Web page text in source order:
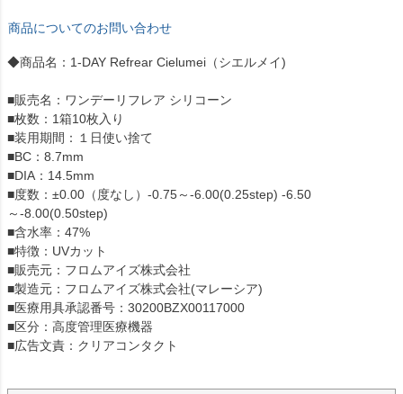
商品についてのお問い合わせ
◆商品名：1-DAY Refrear Cielumei（シエルメイ)
■販売名：ワンデーリフレア シリコーン
■枚数：1箱10枚入り
■装用期間：１日使い捨て
■BC：8.7mm
■DIA：14.5mm
■度数：±0.00（度なし）-0.75～-6.00(0.25step) -6.50
～-8.00(0.50step)
■含水率：47%
■特徴：UVカット
■販売元：フロムアイズ株式会社
■製造元：フロムアイズ株式会社(マレーシア)
■医療用具承認番号：30200BZX00117000
■区分：高度管理医療機器
■広告文責：クリアコンタクト